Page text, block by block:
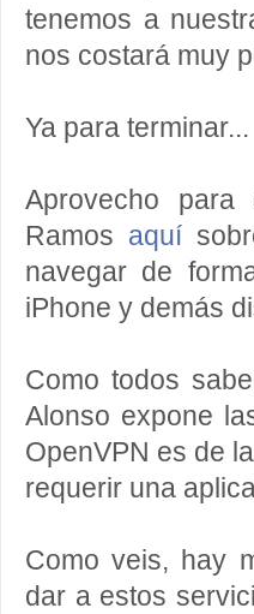
tenemos a
nos costará muy
Ya para terminar...
Aprovecho
Ramos aquí
navegar de
iPhone y demás
Como todos
Alonso expone
OpenVPN es de
requerir una
Como veis, hay
dar a estos